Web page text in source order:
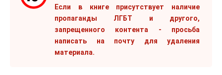
Если в книге присутствует наличие
пропаганды ЛГБТ и другого,
запрещенного контента - просьба
написать на почту для удаления
материала.